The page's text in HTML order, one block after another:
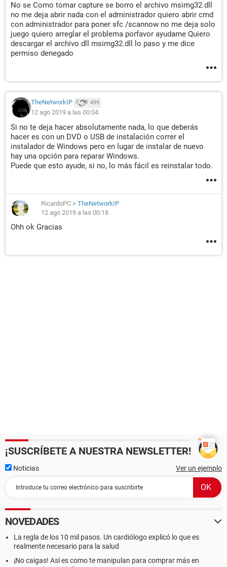
No se Como tomar capture se borro el archivo msimg32.dll
no me deja abrir nada con el administrador quiero abrir cmd
con administrador para poner sfc /scannow no me deja solo
juego quiero arreglar el problema porfavor ayudame Quiero
descargar el archivo dll msimg32.dll lo paso y me dice
permiso denegado
TheNetworkIP 499
12 ago 2019 a las 00:04
Si no te deja hacer absolutamente nada, lo que deberás
hacer es con un DVD o USB de instalación correr el
instalador de Windows pero en lugar de instalar de nuevo
hay una opción para reparar Windows.
Puede que esto ayude, si no, lo más fácil es reinstalar todo.
RicardoPC > TheNetworkIP
12 ago 2019 a las 00:18
Ohh ok Gracias
¡SUSCRÍBETE A NUESTRA NEWSLETTER!
Noticias Ver un ejemplo
NOVEDADES
La regla de los 10 mil pasos. Un cardiólogo explicó lo que es
realmente necesario para la salud
¡No caigas! Así es como te manipulan para comprar más en